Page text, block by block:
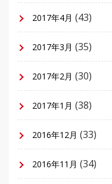
2017年4月 (43)
2017年3月 (35)
2017年2月 (30)
2017年1月 (38)
2016年12月 (33)
2016年11月 (34)